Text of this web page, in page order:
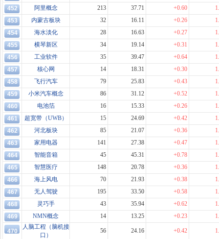
452
阿里概念 213 37.71 +0.60
453
内蒙古板块 32 16.11 +0.26
454
海水淡化 28 16.63 +0.27
455
横琴新区 34 19.14 +0.31
456
工业软件 35 39.47 +0.64
457
核心网 14 18.31 +0.30
458
飞行汽车 79 25.83 +0.43
459
小米汽车概念 86 31.12 +0.52
460
电池箔 16 15.33 +0.26
461
超宽带（UWB） 15 24.69 +0.42
462
河北板块 85 21.07 +0.36
463
家用电器 141 27.38 +0.47
464
智能音箱 45 45.31 +0.78
465
智慧医疗 148 20.78 +0.36
466
海上风电 70 21.93 +0.38
467
无人驾驶 195 33.50 +0.58
468
灵巧手 43 35.94 +0.62
469
NMN概念 14 13.25 +0.23
470
人脑工程（脑机接
口）
56 24.16 +0.42